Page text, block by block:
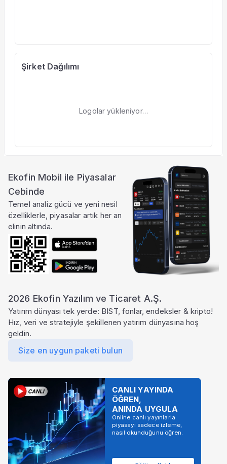
Şirket Dağılımı
Logolar yükleniyor…
Ekofin Mobil ile Piyasalar
Cebinde
Temel analiz gücü ve yeni nesil
özelliklerle, piyasalar artık her an
elinin altında.
2026 Ekofin Yazılım ve Ticaret A.Ş.
Yatırım dünyası tek yerde: BIST, fonlar, endeksler & kripto!
Hız, veri ve stratejiyle şekillenen yatırım dünyasına hoş
geldin.
Size en uygun paketi bulun
CANLI YAYINDA
ÖĞREN,
ANINDA UYGULA
Online canlı yayınlarla
piyasayı sadece izleme,
nasıl okunduğunu öğren.